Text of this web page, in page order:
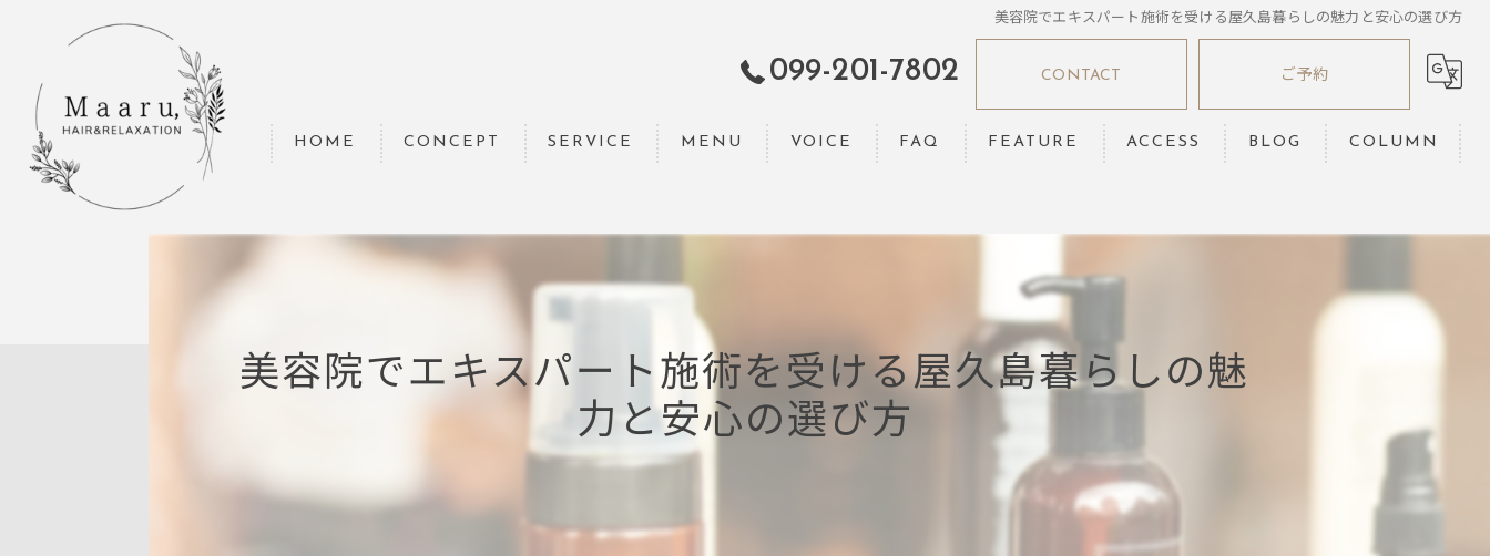
美容院でエキスパート施術を受ける屋久島暮らしの魅力と安心の選び方
099-201-7802 CONTACT ご予約
HOME CONCEPT SERVICE MENU VOICE FAQ FEATURE
ヘッドスパ
カット
ACCESS BLOG COLUMN
美容院でエキスパート施術を受ける屋久島暮らしの魅
力と安心の選び方